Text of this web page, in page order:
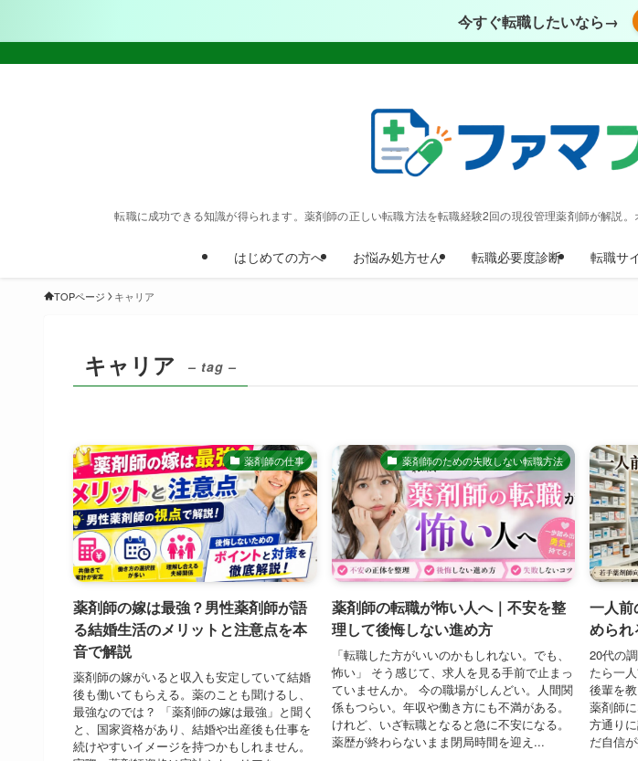
今すぐ転職したいなら→
転職に成功できる知識が得られます。薬剤師の正しい転職方法を転職経験2回の現役管理薬剤師が解説
はじめての方へ お悩み処方せん 転職必要度診断 転職サ
TOPページ キャリア
キャリア – tag –
薬剤師の仕事
薬剤師の嫁は最強？男性薬剤師が語
る結婚生活のメリットと注意点を本
音で解説
薬剤師の嫁がいると収入も安定していて結婚
後も働いてもらえる。薬のことも聞けるし、
最強なのでは？ 「薬剤師の嫁は最強」と聞く
と、国家資格があり、結婚や出産後も仕事を
続けやすいイメージを持つかもしれません。
薬剤師のための失敗しない転職方法
薬剤師の転職が怖い人へ｜不安を整
理して後悔しない進め方
「転職した方がいいのかもしれない。でも、
怖い」 そう感じて、求人を見る手前で止まっ
ていませんか。 今の職場がしんどい。人間関
係もつらい。年収や働き方にも不満がある。
けれど、いざ転職となると急に不安になる。
薬歴が終わらないまま閉局時間を迎え...
一人
めら
20代の
たら一
後輩を
薬剤師
方通り
だ自信